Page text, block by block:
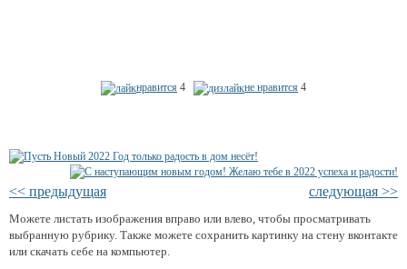
нравится 4 не нравится 4
<< предыдущая следующая >>
Можете листать изображения вправо или влево, чтобы просматривать
выбранную рубрику. Также можете сохранить картинку на стену вконтакте
или скачать себе на компьютер.